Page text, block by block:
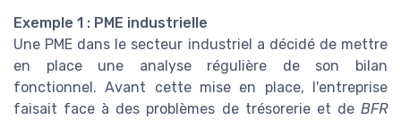
Exemple 1 : PME industrielle
Une PME dans le secteur industriel a décidé de mettre
en place une analyse régulière de son bilan
fonctionnel. Avant cette mise en place, l'entreprise
faisait face à des problèmes de trésorerie et de BFR